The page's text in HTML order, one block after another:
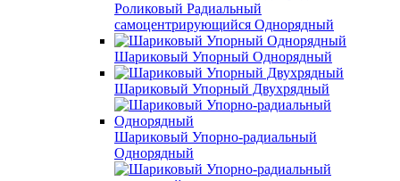
Роликовый Радиальный
самоцентрирующийся Однорядный
Шариковый Упорный Однорядный
Шариковый Упорный Двухрядный
Шариковый Упорно-радиальный
Однорядный